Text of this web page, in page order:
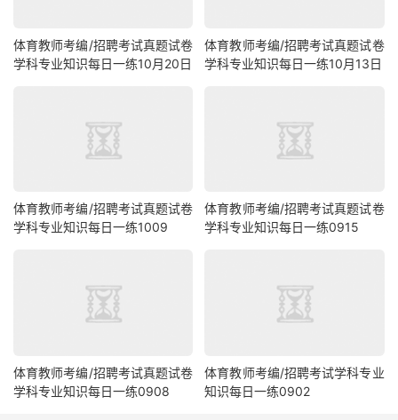
体育教师考编/招聘考试真题试卷
学科专业知识每日一练10月20日
体育教师考编/招聘考试真题试卷
学科专业知识每日一练10月13日
体育教师考编/招聘考试真题试卷
学科专业知识每日一练1009
体育教师考编/招聘考试真题试卷
学科专业知识每日一练0915
体育教师考编/招聘考试真题试卷
学科专业知识每日一练0908
体育教师考编/招聘考试学科专业
知识每日一练0902